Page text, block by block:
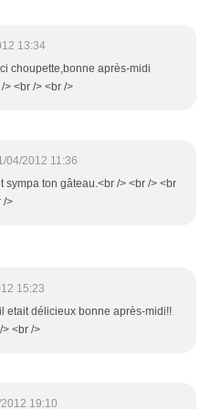
13:34
choupette,bonne après-midi
> <br /> <br />
04/2012 11:36
sympa ton gâteau.<br /> <br /> <br
/>
15:23
etait délicieux bonne après-midi!!
> <br />
19:10